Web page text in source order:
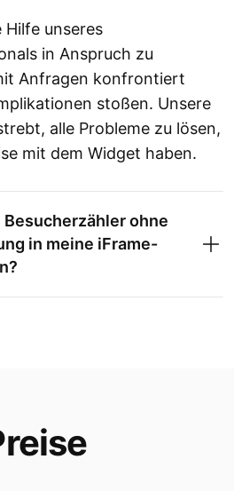
Hilfe unseres
in Anspruch zu
Anfragen konfrontiert
stoßen. Unsere
alle Probleme zu lösen,
mit dem Widget haben.
ohne
in meine iFrame-